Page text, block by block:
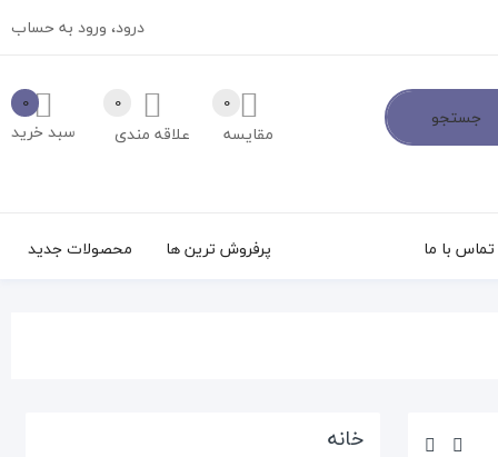
درود، ورود به حساب
جستجو
0
سبد خرید علاقه مندی
0
مقایسه
0
تماس با ما محصولات جدید پرفروش ترین ها
خانه